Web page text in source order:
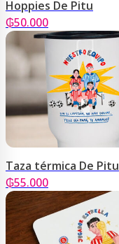
Hoppies De Pitu
₲50.000
Taza térmica De Pitu
₲55.000